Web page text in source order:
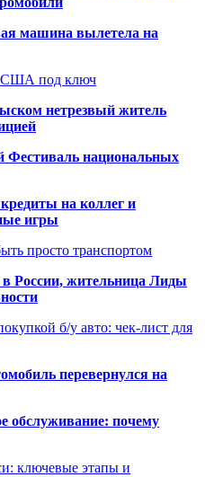
машина вылетела на
США под ключ
нетрезвый житель
Фестиваль национальных
на коллег и
игры
просто транспортом
России, жительница Лиды
б/у авто: чек-лист для
перевернулся на
обслуживание: почему
ключевые этапы и